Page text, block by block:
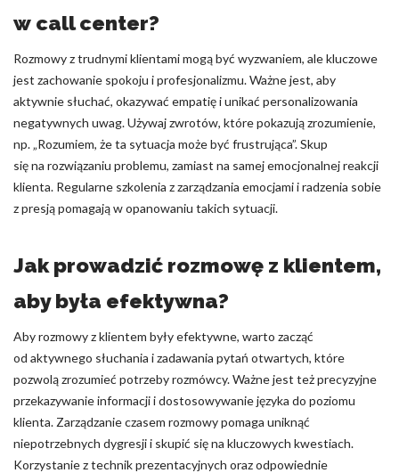
w call center?
Rozmowy z trudnymi klientami mogą być wyzwaniem, ale kluczowe
jest zachowanie spokoju i profesjonalizmu. Ważne jest, aby
aktywnie słuchać, okazywać empatię i unikać personalizowania
negatywnych uwag. Używaj zwrotów, które pokazują zrozumienie,
np. „Rozumiem, że ta sytuacja może być frustrująca”. Skup
się na rozwiązaniu problemu, zamiast na samej emocjonalnej reakcji
klienta. Regularne szkolenia z zarządzania emocjami i radzenia sobie
z presją pomagają w opanowaniu takich sytuacji.
Jak prowadzić rozmowę z klientem,
aby była efektywna?
Aby rozmowy z klientem były efektywne, warto zacząć
od aktywnego słuchania i zadawania pytań otwartych, które
pozwolą zrozumieć potrzeby rozmówcy. Ważne jest też precyzyjne
przekazywanie informacji i dostosowywanie języka do poziomu
klienta. Zarządzanie czasem rozmowy pomaga uniknąć
niepotrzebnych dygresji i skupić się na kluczowych kwestiach.
Korzystanie z technik prezentacyjnych oraz odpowiednie